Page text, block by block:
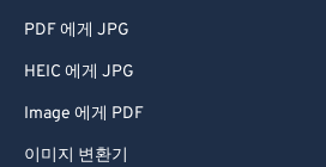
PDF 에게 JPG
HEIC 에게 JPG
Image 에게 PDF
이미지 변환기